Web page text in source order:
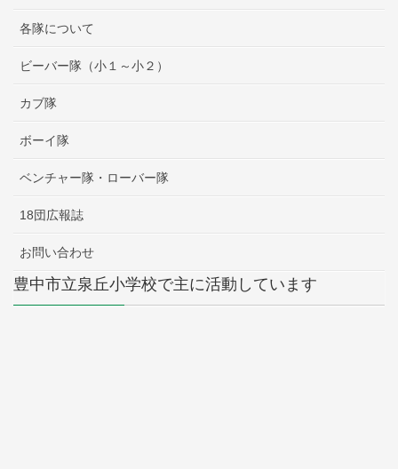
各隊について
ビーバー隊（小１～小２）
カブ隊
ボーイ隊
ベンチャー隊・ローバー隊
18団広報誌
お問い合わせ
豊中市立泉丘小学校で主に活動しています